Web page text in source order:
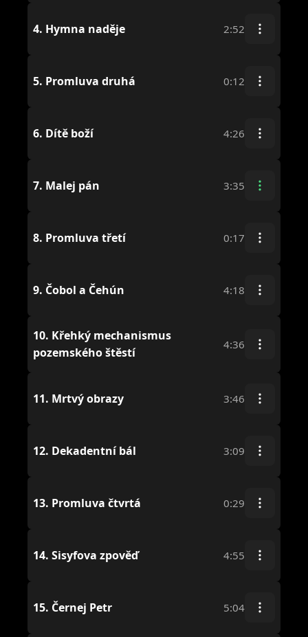
4. Hymna naděje 2:52
5. Promluva druhá 0:12
6. Dítě boží 4:26
7. Malej pán 3:35
8. Promluva třetí 0:17
9. Čobol a Čehún 4:18
10. Křehký mechanismus
pozemského štěstí
4:36
11. Mrtvý obrazy 3:46
12. Dekadentní bál 3:09
13. Promluva čtvrtá 0:29
14. Sisyfova zpověď 4:55
15. Černej Petr 5:04